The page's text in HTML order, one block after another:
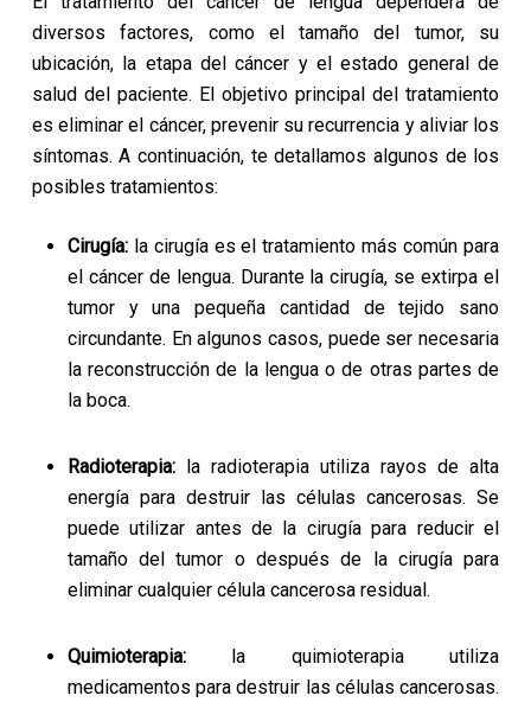
diversos factores, como el tamaño del tumor, su
ubicación, la etapa del cáncer y el estado general de
salud del paciente. El objetivo principal del tratamiento
es eliminar el cáncer, prevenir su recurrencia y aliviar los
síntomas. A continuación, te detallamos algunos de los
posibles tratamientos:
Cirugía: la cirugía es el tratamiento más común para
el cáncer de lengua. Durante la cirugía, se extirpa el
tumor y una pequeña cantidad de tejido sano
circundante. En algunos casos, puede ser necesaria
la reconstrucción de la lengua o de otras partes de
la boca.
Radioterapia: la radioterapia utiliza rayos de alta
energía para destruir las células cancerosas. Se
puede utilizar antes de la cirugía para reducir el
tamaño del tumor o después de la cirugía para
eliminar cualquier célula cancerosa residual.
Quimioterapia: la quimioterapia utiliza
medicamentos para destruir las células cancerosas.